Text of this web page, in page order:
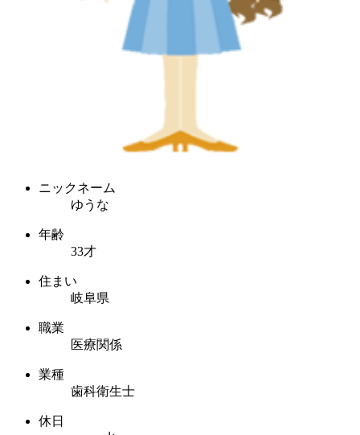
ニックネーム
ゆうな
年齢
33才
住まい
岐阜県
職業
医療関係
業種
歯科衛生士
休日